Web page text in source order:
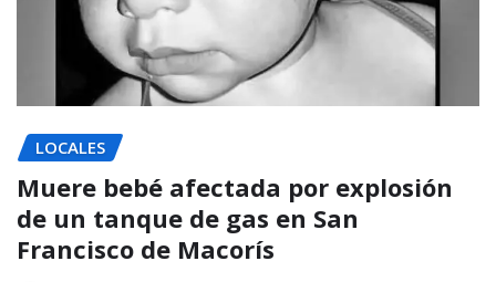
LOCALES
Muere bebé afectada por explosión
de un tanque de gas en San
Francisco de Macorís